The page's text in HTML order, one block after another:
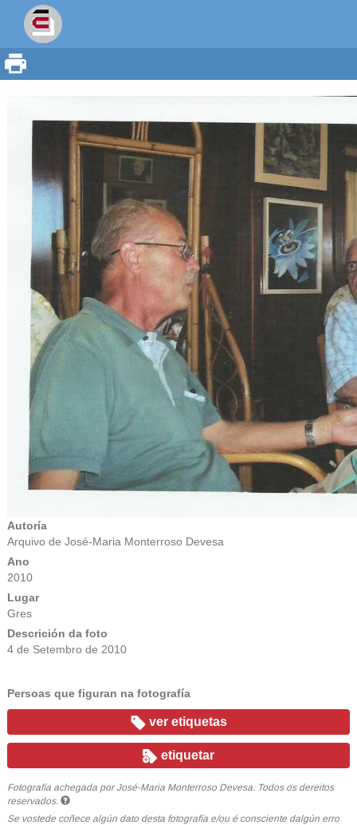
Autoría
Arquivo de José-Maria Monterroso Devesa
Ano
2010
Lugar
Gres
Descrición da foto
4 de Setembro de 2010
Persoas que figuran na fotografía
ver etiquetas
etiquetar
Fotografía achegada por José-Maria Monterroso Devesa. Todos os dereitos
reservados.
Se vostede coñece algún dato desta fotografía e/ou é consciente dalgún erro